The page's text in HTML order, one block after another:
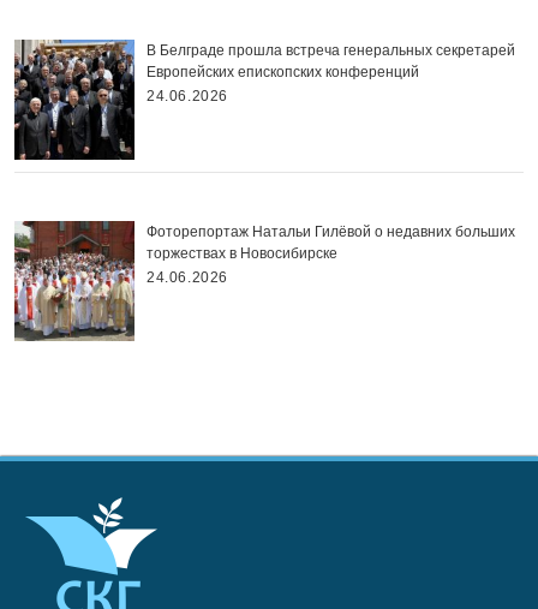
В Белграде прошла встреча генеральных секретарей
Европейских епископских конференций
24.06.2026
Фоторепортаж Натальи Гилёвой о недавних больших
торжествах в Новосибирске
24.06.2026